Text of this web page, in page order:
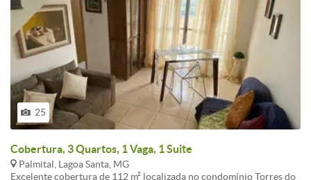
25
Cobertura, 3 Quartos, 1 Vaga, 1 Suite
Palmital, Lagoa Santa, MG
Excelente cobertura de 112 m² localizada no condomínio Torres do